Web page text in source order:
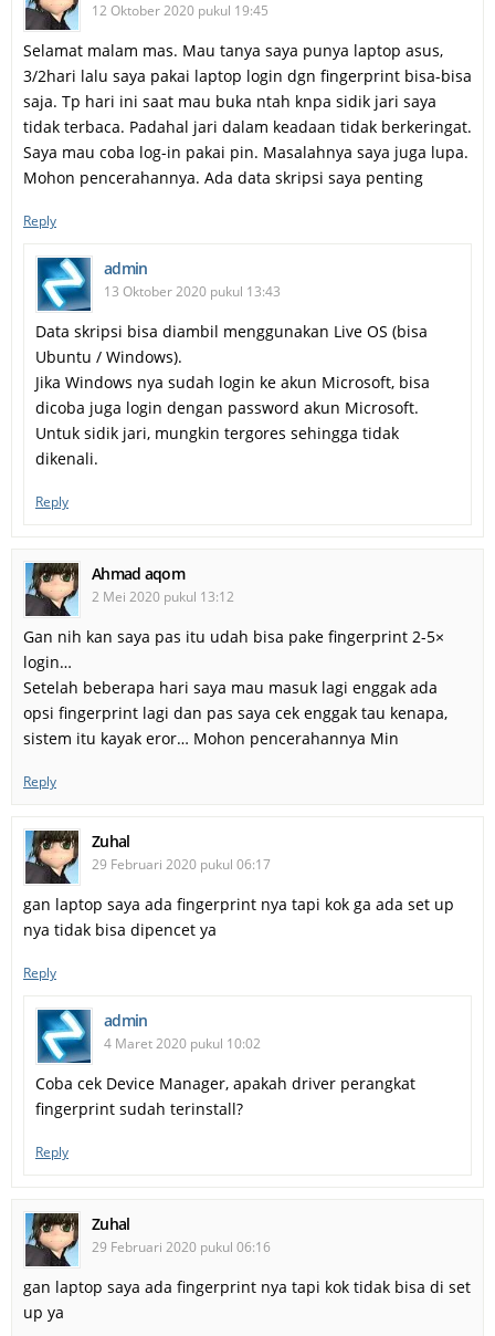
12 Oktober 2020 pukul 19:45
Selamat malam mas. Mau tanya saya punya laptop asus,
3/2hari lalu saya pakai laptop login dgn fingerprint bisa-bisa
saja. Tp hari ini saat mau buka ntah knpa sidik jari saya
tidak terbaca. Padahal jari dalam keadaan tidak berkeringat.
Saya mau coba log-in pakai pin. Masalahnya saya juga lupa.
Mohon pencerahannya. Ada data skripsi saya penting
Reply
admin
13 Oktober 2020 pukul 13:43
Data skripsi bisa diambil menggunakan Live OS (bisa
Ubuntu / Windows).
Jika Windows nya sudah login ke akun Microsoft, bisa
dicoba juga login dengan password akun Microsoft.
Untuk sidik jari, mungkin tergores sehingga tidak
dikenali.
Reply
Ahmad aqom
2 Mei 2020 pukul 13:12
Gan nih kan saya pas itu udah bisa pake fingerprint 2-5×
login…
Setelah beberapa hari saya mau masuk lagi enggak ada
opsi fingerprint lagi dan pas saya cek enggak tau kenapa,
sistem itu kayak eror… Mohon pencerahannya Min
Reply
Zuhal
29 Februari 2020 pukul 06:17
gan laptop saya ada fingerprint nya tapi kok ga ada set up
nya tidak bisa dipencet ya
Reply
admin
4 Maret 2020 pukul 10:02
Coba cek Device Manager, apakah driver perangkat
fingerprint sudah terinstall?
Reply
Zuhal
29 Februari 2020 pukul 06:16
gan laptop saya ada fingerprint nya tapi kok tidak bisa di set
up ya